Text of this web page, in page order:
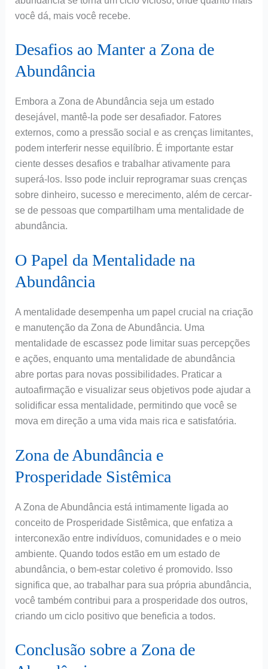
você dá, mais você recebe.
Desafios ao Manter a Zona de
Abundância
Embora a Zona de Abundância seja um estado
desejável, mantê-la pode ser desafiador. Fatores
externos, como a pressão social e as crenças limitantes,
podem interferir nesse equilíbrio. É importante estar
ciente desses desafios e trabalhar ativamente para
superá-los. Isso pode incluir reprogramar suas crenças
sobre dinheiro, sucesso e merecimento, além de cercar-
se de pessoas que compartilham uma mentalidade de
abundância.
O Papel da Mentalidade na
Abundância
A mentalidade desempenha um papel crucial na criação
e manutenção da Zona de Abundância. Uma
mentalidade de escassez pode limitar suas percepções
e ações, enquanto uma mentalidade de abundância
abre portas para novas possibilidades. Praticar a
autoafirmação e visualizar seus objetivos pode ajudar a
solidificar essa mentalidade, permitindo que você se
mova em direção a uma vida mais rica e satisfatória.
Zona de Abundância e
Prosperidade Sistêmica
A Zona de Abundância está intimamente ligada ao
conceito de Prosperidade Sistêmica, que enfatiza a
interconexão entre indivíduos, comunidades e o meio
ambiente. Quando todos estão em um estado de
abundância, o bem-estar coletivo é promovido. Isso
significa que, ao trabalhar para sua própria abundância,
você também contribui para a prosperidade dos outros,
criando um ciclo positivo que beneficia a todos.
Conclusão sobre a Zona de